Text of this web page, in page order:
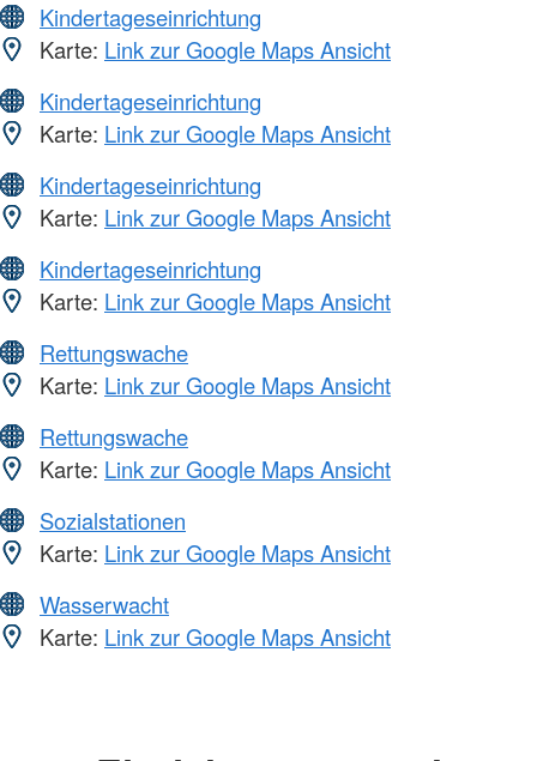
Kindertageseinrichtung
Karte: Link zur Google Maps Ansicht
Kindertageseinrichtung
Karte: Link zur Google Maps Ansicht
Kindertageseinrichtung
Karte: Link zur Google Maps Ansicht
Kindertageseinrichtung
Karte: Link zur Google Maps Ansicht
Rettungswache
Karte: Link zur Google Maps Ansicht
Rettungswache
Karte: Link zur Google Maps Ansicht
Sozialstationen
Karte: Link zur Google Maps Ansicht
Wasserwacht
Karte: Link zur Google Maps Ansicht